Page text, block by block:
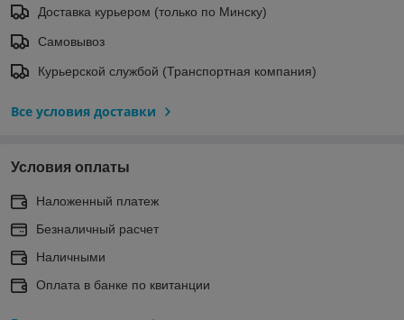
Доставка курьером (только по Минску)
Самовывоз
Курьерской службой (Транспортная компания)
Все условия доставки
Условия оплаты
Наложенный платеж
Безналичный расчет
Наличными
Оплата в банке по квитанции